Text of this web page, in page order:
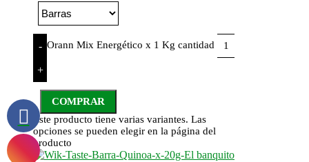
- Orann Mix Energético x 1 Kg cantidad
+
COMPRAR
Este producto tiene varias variantes. Las
opciones se pueden elegir en la página del
producto